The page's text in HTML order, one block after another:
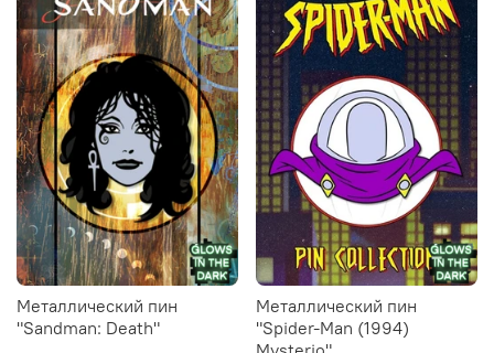
Металлический пин
"Sandman: Death"
Металлический пин
"Spider-Man (1994)